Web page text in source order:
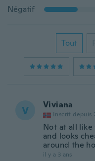
Négatif
Tout
V Viviana
Inscrit depuis
Not at all
and looks
around the
il y a 3 ans